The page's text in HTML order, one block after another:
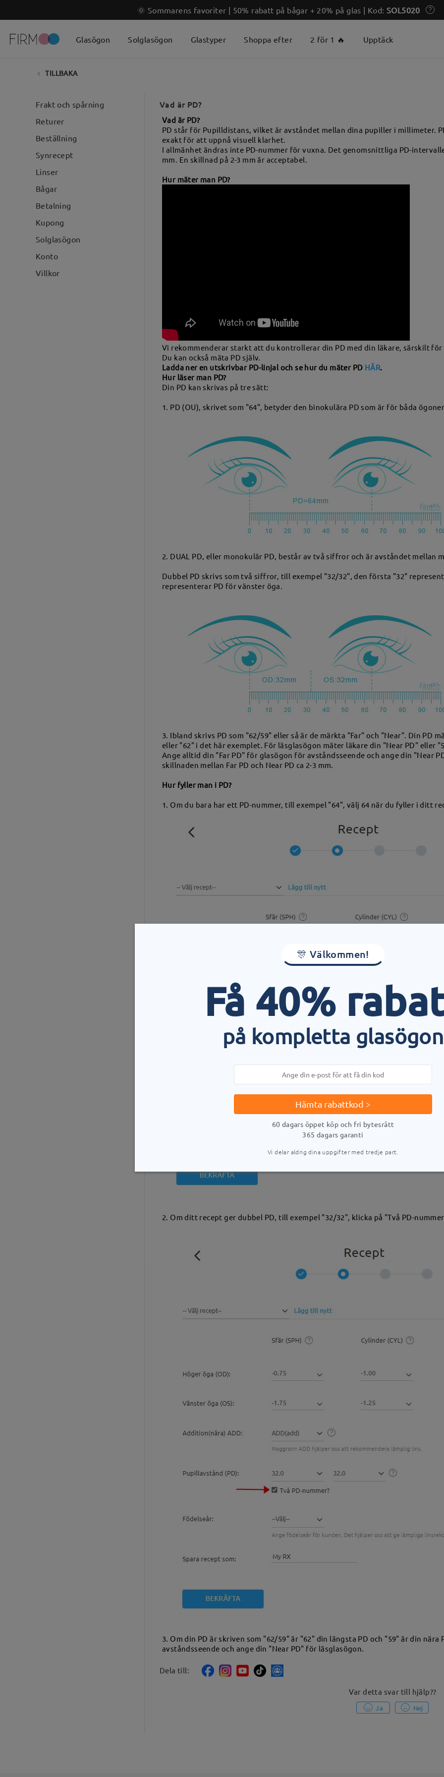
🌞 Sommarens favoriter | 50% rabatt på bågar + 20% på glas | Kod:SOL5020
Glasögon Solglasögon Glastyper Shoppa efter 2 för 1 🔥 Upptäck
TILLBAKA
Frakt och spårning
Returer
Beställning
Synrecept
Linser
Bågar
Betalning
Kupong
Solglasögon
Konto
Villkor
Vad är PD?
Vad är PD?
PD står för Pupilldistans, vilket är avståndet mellan dina pupiller i millimeter.
exakt för att uppnå visuell klarhet.
I allmänhet ändras inte PD-nummer för vuxna. Det genomsnittliga PD-
mm. En skillnad på 2-3 mm är acceptabel.
Hur mäter man PD?
Vi rekommenderar starkt att du kontrollerar din PD med din läkare, särskilt
Du kan också mäta PD själv.
Ladda ner en utskrivbar PD-linjal och se hur du mäter PD HÄR.
Hur läser man PD?
Din PD kan skrivas på tre sätt:
1. PD (OU), skrivet som "64", betyder den binokulära PD som är för båda
2. DUAL PD, eller monokulär PD, består av två siffror och är avståndet mellan
Dubbel PD skrivs som två siffror, till exempel "32/32", den första "32"
representerar PD för vänster öga.
3. Ibland skrivs PD som "62/59" eller så är de märkta "Far" och "Near". Din PD
eller "62" i det här exemplet. För läsglasögon mäter läkare din "Near PD" eller
Ange alltid din "Far PD" för glasögon för avståndsseende och ange din "Near
skillnaden mellan Far PD och Near PD ca 2-3 mm.
Hur fyller man i PD?
1. Om du bara har ett PD-nummer, till exempel "64", välj 64 när du fyller i ditt
2. Om ditt recept ger dubbel PD, till exempel "32/32", klicka på "Två PD-
3. Om din PD är skriven som "62/59" är "62" din längsta PD och "59" är din
avståndsseende och ange din "Near PD" för läsglasögon.
Dela till:
Var detta svar till hjälp??
Ja Nej
🎊 Välkommen!
Få 40%
på kompletta glasögon
Hämta rabattkod >
60 dagars öppet köp och fri bytesrätt
365 dagars garanti
Vi delar aldrig dina uppgifter med tredje part.